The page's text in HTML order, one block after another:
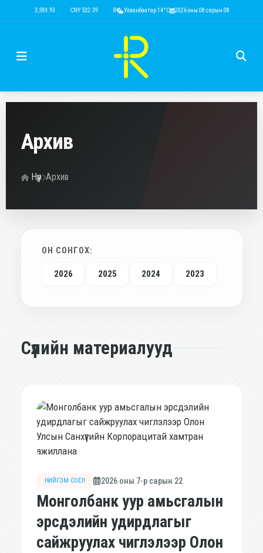
USD 3,593.93 CNY 532.39 RUB 44.15 EUR 4,149.01 KRW 2.52 USD 3,593.93
Улаанбаатар 14°C 2026 оны 08 сарын 08
Архив
Нүүр Архив
ОН СОНГОХ:
2026 2025 2024 2023
Сүүлийн материалууд
НИЙГЭМ СОЁЛ 2026 оны 7-р сарын 22
Монголбанк уур амьсгалын
эрсдэлийн удирдлагыг
сайжруулах чиглэлээр Олон